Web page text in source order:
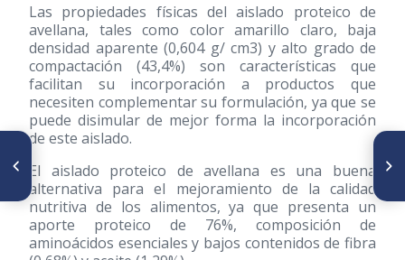
Las propiedades físicas del aislado proteico de
avellana, tales como color amarillo claro, baja
densidad aparente (0,604 g/ cm3) y alto grado de
compactación (43,4%) son características que
facilitan su incorporación a productos que
necesiten complementar su formulación, ya que se
puede disimular de mejor forma la incorporación
de este aislado.
El aislado proteico de avellana es una buena
alternativa para el mejoramiento de la calidad
nutritiva de los alimentos, ya que presenta un
aporte proteico de 76%, composición de
aminoácidos esenciales y bajos contenidos de fibra
Efecto bacteriostático y/o
bactericida del extracto de gel
de Aloe vera sobre cultivos de
Listeria monocytogenes
Native black Michuñe potato
variety: characterization, frying
conditions and sensory
evaluation